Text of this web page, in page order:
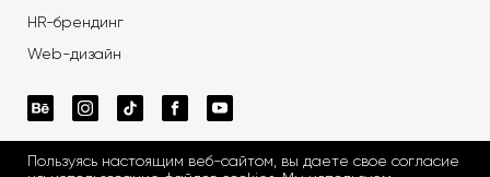
Пользуясь настоящим веб-сайтом, вы даете свое согласие
HR-брендинг
Web-дизайн